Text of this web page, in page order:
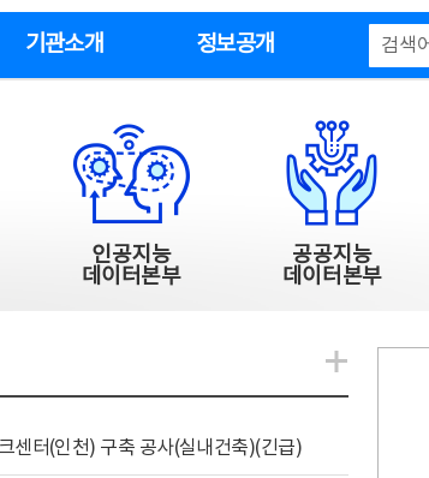
기관소개 정보공개
인공지능
데이터본부
공공지능
데이터본부
센터(인천) 구축 공사(실내건축)(긴급)
알림관련 더